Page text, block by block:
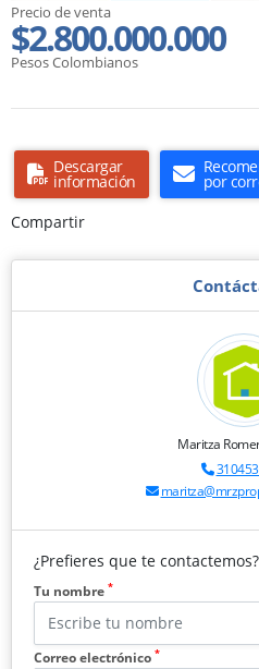
Precio de venta
$2.800.000.000
Pesos Colombianos
Descargar
información
por
Compartir
Maritza
¿Prefieres que te contactemos?
Tu nombre *
Correo electrónico *